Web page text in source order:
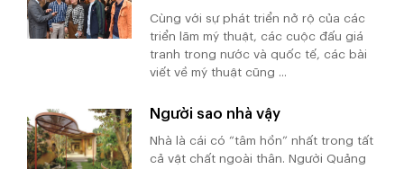
Cùng với sự phát triển nở rộ của các
triển lãm mỹ thuật, các cuộc đấu giá
tranh trong nước và quốc tế, các bài
viết về mỹ thuật cũng ...
Người sao nhà vậy
Nhà là cái có “tâm hồn” nhất trong tất
cả vật chất ngoài thân. Người Quảng